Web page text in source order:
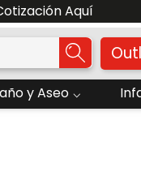
Aquí
y Aseo